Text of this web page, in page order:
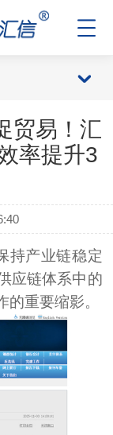
贸易！汇
率提升3
持产业链稳定
应链体系中的
的重要缩影。